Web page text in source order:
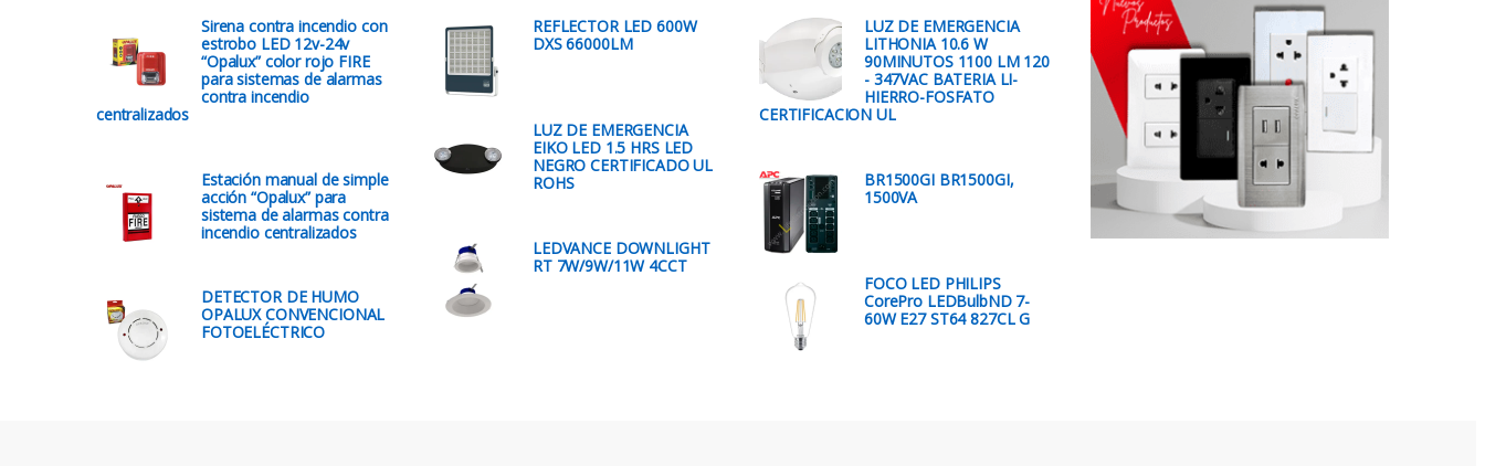
Sirena contra incendio con
estrobo LED 12v-24v
“Opalux” color rojo FIRE
para sistemas de alarmas
contra incendio
centralizados
Estación manual de simple
acción “Opalux” para
sistema de alarmas contra
incendio centralizados
DETECTOR DE HUMO
OPALUX CONVENCIONAL
FOTOELÉCTRICO
REFLECTOR LED 600W
DXS 66000LM
LUZ DE EMERGENCIA
EIKO LED 1.5 HRS LED
NEGRO CERTIFICADO UL
ROHS
LEDVANCE DOWNLIGHT
RT 7W/9W/11W 4CCT
LUZ DE EMERGENCIA
LITHONIA 10.6 W
90MINUTOS 1100 LM 120
- 347VAC BATERIA LI-
HIERRO-FOSFATO
CERTIFICACION UL
BR1500GI BR1500GI,
1500VA
FOCO LED PHILIPS
CorePro LEDBulbND 7-
60W E27 ST64 827CL G